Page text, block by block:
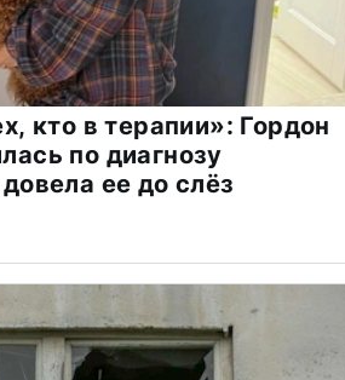
кто в терапии»: Гордон
по диагнозу
ее до слёз